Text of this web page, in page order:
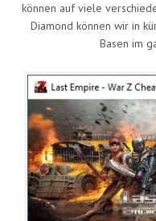
können auf viele
Diamond können wir in
Basen im